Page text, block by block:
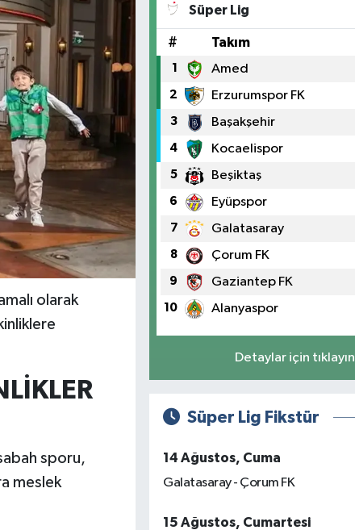
olarak
sporu,
meslek
Süper Lig
# Takım
1 Amed
2 Erzurumspor FK
3 Başakşehir
4 Kocaelispor
5 Beşiktaş
6 Eyüpspor
7 Galatasaray
8 Çorum FK
9 Gaziantep FK
10 Alanyaspor
Detaylar için tıklayın
Süper Lig Fikstür
14 Ağustos, Cuma
Galatasaray - Çorum FK
15 Ağustos, Cumartesi